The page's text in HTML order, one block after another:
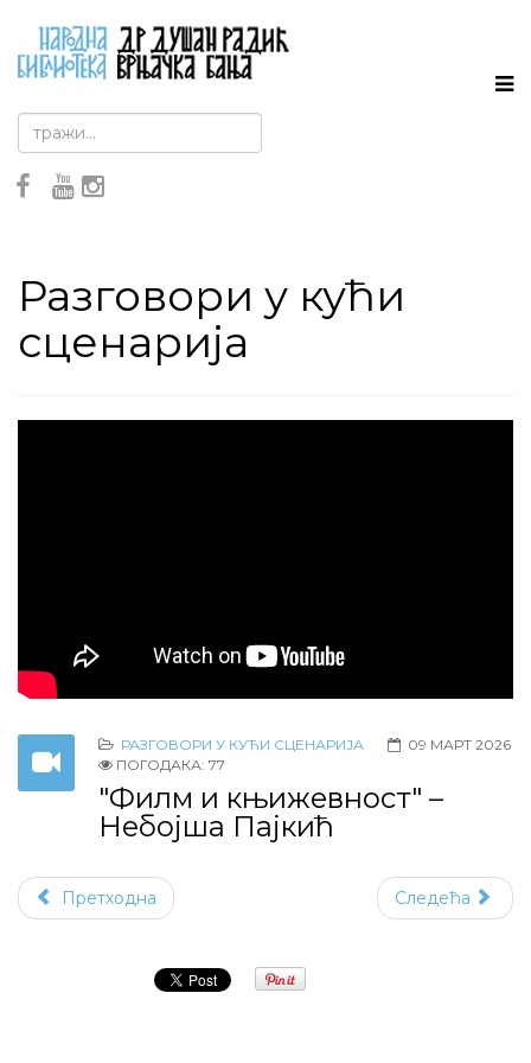
Разговори у кући
сценарија
РАЗГОВОРИ У КУЋИ СЦЕНАРИЈА
09 МАРТ 2026
ПОГОДАКА: 77
"Филм и књижевност" –
Небојша Пајкић
Претходна Следећа